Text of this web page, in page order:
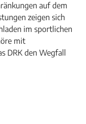
auf dem
zeigen sich
im sportlichen
mit
DRK den Wegfall